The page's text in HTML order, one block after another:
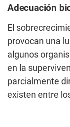
Adecuación
El
provocan una
algunos
en la
parcialmente
existen entre